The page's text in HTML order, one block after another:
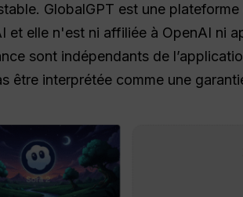
GlobalGPT est une
et elle n'est ni affiliée à OpenAI ni
sont indépendants de
être interprétée comme une